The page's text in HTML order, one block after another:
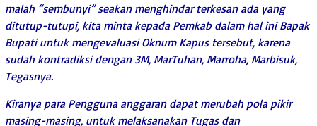
malah “sembunyi” seakan menghindar terkesan ada yang
ditutup-tutupi, kita minta kepada Pemkab dalam hal ini Bapak
Bupati untuk mengevaluasi Oknum Kapus tersebut, karena
sudah kontradiksi dengan 3M, MarTuhan, Marroha, Marbisuk,
Tegasnya.
Kiranya para Pengguna anggaran dapat merubah pola pikir
masing-masing, untuk melaksanakan Tugas dan